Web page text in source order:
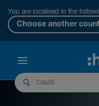
You are localised in the
Choose another